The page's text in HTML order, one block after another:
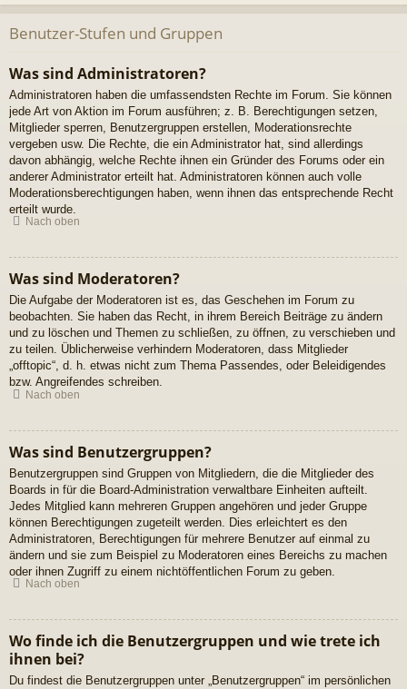
Benutzer-Stufen und Gruppen
Was sind Administratoren?
Administratoren haben die umfassendsten Rechte im Forum. Sie können
jede Art von Aktion im Forum ausführen; z. B. Berechtigungen setzen,
Mitglieder sperren, Benutzergruppen erstellen, Moderationsrechte
vergeben usw. Die Rechte, die ein Administrator hat, sind allerdings
davon abhängig, welche Rechte ihnen ein Gründer des Forums oder ein
anderer Administrator erteilt hat. Administratoren können auch volle
Moderationsberechtigungen haben, wenn ihnen das entsprechende Recht
erteilt wurde.
Nach oben
Was sind Moderatoren?
Die Aufgabe der Moderatoren ist es, das Geschehen im Forum zu
beobachten. Sie haben das Recht, in ihrem Bereich Beiträge zu ändern
und zu löschen und Themen zu schließen, zu öffnen, zu verschieben und
zu teilen. Üblicherweise verhindern Moderatoren, dass Mitglieder
„offtopic“, d. h. etwas nicht zum Thema Passendes, oder Beleidigendes
bzw. Angreifendes schreiben.
Nach oben
Was sind Benutzergruppen?
Benutzergruppen sind Gruppen von Mitgliedern, die die Mitglieder des
Boards in für die Board-Administration verwaltbare Einheiten aufteilt.
Jedes Mitglied kann mehreren Gruppen angehören und jeder Gruppe
können Berechtigungen zugeteilt werden. Dies erleichtert es den
Administratoren, Berechtigungen für mehrere Benutzer auf einmal zu
ändern und sie zum Beispiel zu Moderatoren eines Bereichs zu machen
oder ihnen Zugriff zu einem nichtöffentlichen Forum zu geben.
Nach oben
Wo finde ich die Benutzergruppen und wie trete ich
ihnen bei?
Du findest die Benutzergruppen unter „Benutzergruppen“ im persönlichen